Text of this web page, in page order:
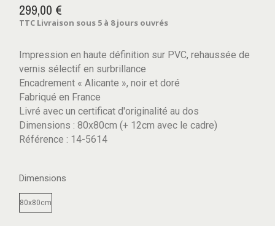
299,00 €
TTC Livraison sous 5 à 8 jours ouvrés
Impression en haute définition sur PVC, rehaussée de
vernis sélectif en surbrillance
Encadrement « Alicante », noir et doré
Fabriqué en France
Livré avec un certificat d'originalité au dos
Dimensions : 80x80cm (+ 12cm avec le cadre)
Référence : 14-5614
Dimensions
80x80cm